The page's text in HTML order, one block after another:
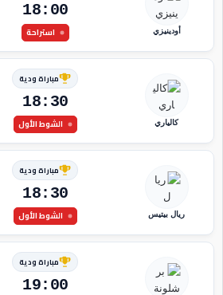
أودينيزي
18:00
استراحة
كالياري
مباراة ودية
18:30
الشوط الأول
ريال بيتيس
مباراة ودية
18:30
الشوط الأول
مباراة ودية
19:00